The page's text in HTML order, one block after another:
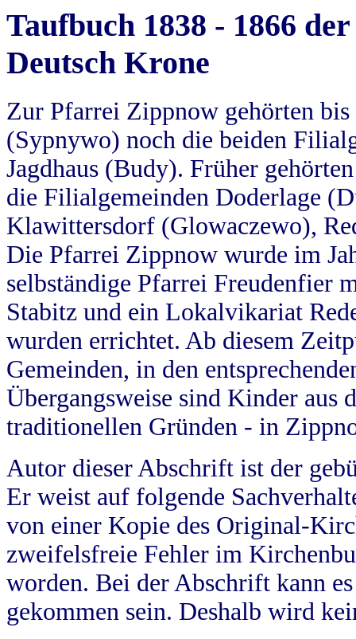
Taufbuch 1838 - 1866
Deutsch Krone
Zur Pfarrei Zippnow gehörten
(Sypnywo) noch die beiden
Jagdhaus (Budy). Früher
die Filialgemeinden Doderlage
Klawittersdorf (Glowaczewo),
Die Pfarrei Zippnow wurde im
selbständige Pfarrei Freudenfier
Stabitz und ein Lokalvikariat
wurden errichtet. Ab diesem
Gemeinden, in den
Übergangsweise sind Kinder aus
traditionellen Gründen - in
Autor dieser Abschrift ist der
Er weist auf folgende
von einer Kopie des Original-
zweifelsfreie Fehler im
worden. Bei der Abschrift kann
gekommen sein. Deshalb wird